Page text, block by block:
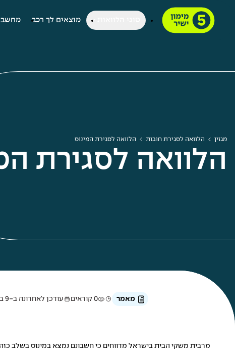
מוצאים לך רכב
מגזין הלוואה לסגירת חובות הלוואה לסגירת המינוס
הלוואה לסגירת
מאמר 0 קוראים עודכן לאחרונה ב-9 באפריל 2025
מרבית משקי הבית בישראל מדווחים כי חשבונם נמצא במינוס בשלב